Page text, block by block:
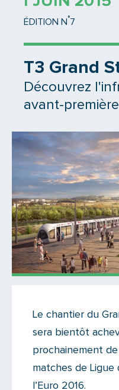
ÉDITION N °7
T3 Grand
Découvrez
avant-première
Il y a 6
Ajoutez le vôtre
Le chantier du
sera bientôt
prochainement
matches de Ligue
l’Euro 2016.